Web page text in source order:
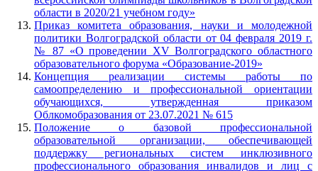
области в 2020/21 учебном году»
Приказ комитета образования, науки и молодежной
политики Волгоградской области от 04 февраля 2019 г.
№ 87 «О проведении XV Волгоградского областного
образовательного форума «Образование-2019»
Концепция реализации системы работы по
самоопределению и профессиональной ориентации
обучающихся, утвержденная приказом
Облкомобразования от 23.07.2021 № 615
Положение о базовой профессиональной
образовательной организации, обеспечивающей
поддержку региональных систем инклюзивного
профессионального образования инвалидов и лиц с